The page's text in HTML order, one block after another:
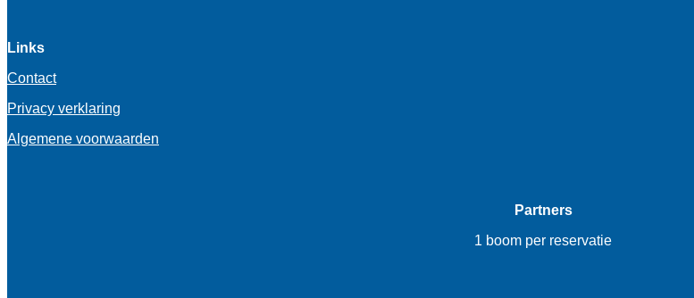
Links
Contact
Privacy verklaring
Algemene voorwaarden
Partners
1 boom per reservatie